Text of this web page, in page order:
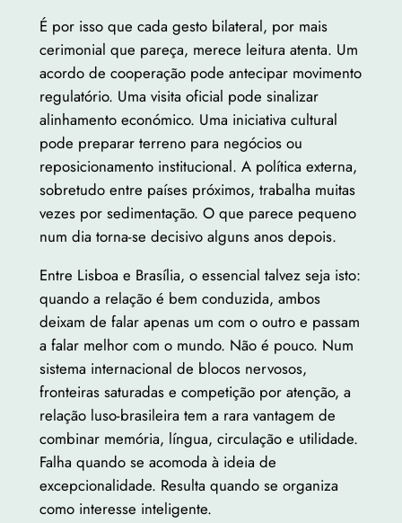
É por isso que cada gesto bilateral, por mais
cerimonial que pareça, merece leitura atenta. Um
acordo de cooperação pode antecipar movimento
regulatório. Uma visita oficial pode sinalizar
alinhamento económico. Uma iniciativa cultural
pode preparar terreno para negócios ou
reposicionamento institucional. A política externa,
sobretudo entre países próximos, trabalha muitas
vezes por sedimentação. O que parece pequeno
num dia torna-se decisivo alguns anos depois.
Entre Lisboa e Brasília, o essencial talvez seja isto:
quando a relação é bem conduzida, ambos
deixam de falar apenas um com o outro e passam
a falar melhor com o mundo. Não é pouco. Num
sistema internacional de blocos nervosos,
fronteiras saturadas e competição por atenção, a
relação luso-brasileira tem a rara vantagem de
combinar memória, língua, circulação e utilidade.
Falha quando se acomoda à ideia de
excepcionalidade. Resulta quando se organiza
como interesse inteligente.